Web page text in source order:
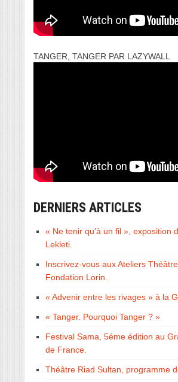
TANGER, TANGER PAR LAZYWALL
DERNIERS ARTICLES
« Ne tenir qu’à un fil », exposition
Lekleti.
Inscrivez-vous aux Ateliers
Fondation Lorin.
« Advenir entre les rivages » à la
« Tanger. Pourquoi Tanger ? »
Festival Sama, 5éme édition au
de France.
Théâtre Riad Sultan, programme